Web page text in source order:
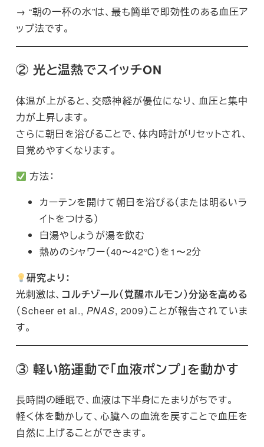
→ “朝の一杯の水”は、最も簡単で即効性のある血圧ア
ップ法です。
② 光と温熱でスイッチON
体温が上がると、交感神経が優位になり、血圧と集中
力が上昇します。
さらに朝日を浴びることで、体内時計がリセットされ、
目覚めやすくなります。
方法：
カーテンを開けて朝日を浴びる（または明るいラ
イトをつける）
白湯やしょうが湯を飲む
熱めのシャワー（40〜42℃）を1〜2分
研究より：
光刺激は、 コルチゾール（覚醒ホルモン）分泌を高める
（Scheer et al., PNAS, 2009）ことが報告されていま
す。
③ 軽い筋運動で「血液ポンプ」を動かす
長時間の睡眠で、血液は下半身にたまりがちです。
軽く体を動かして、心臓への血流を戻すことで血圧を
自然に上げることができます。